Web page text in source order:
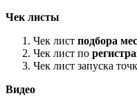
Чек листы
Чек лист подбора
Чек лист по
Чек лист запуска
Видео